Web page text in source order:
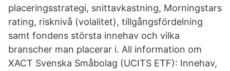
placeringsstrategi, snittavkastning, Morningstars
rating, risknivå (volalitet), tillgångsfördelning
samt fondens största innehav och vilka
branscher man placerar i. All information om
XACT Svenska Småbolag (UCITS ETF): Innehav,